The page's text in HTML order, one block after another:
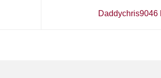
Daddychris9046